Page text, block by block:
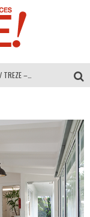
MULTIOFICINAS / AMOBLARE / TREZE – Especial Interiorismo & Decoración 2026
COLINEAL – Especial Interiorismo & Decoración 2026